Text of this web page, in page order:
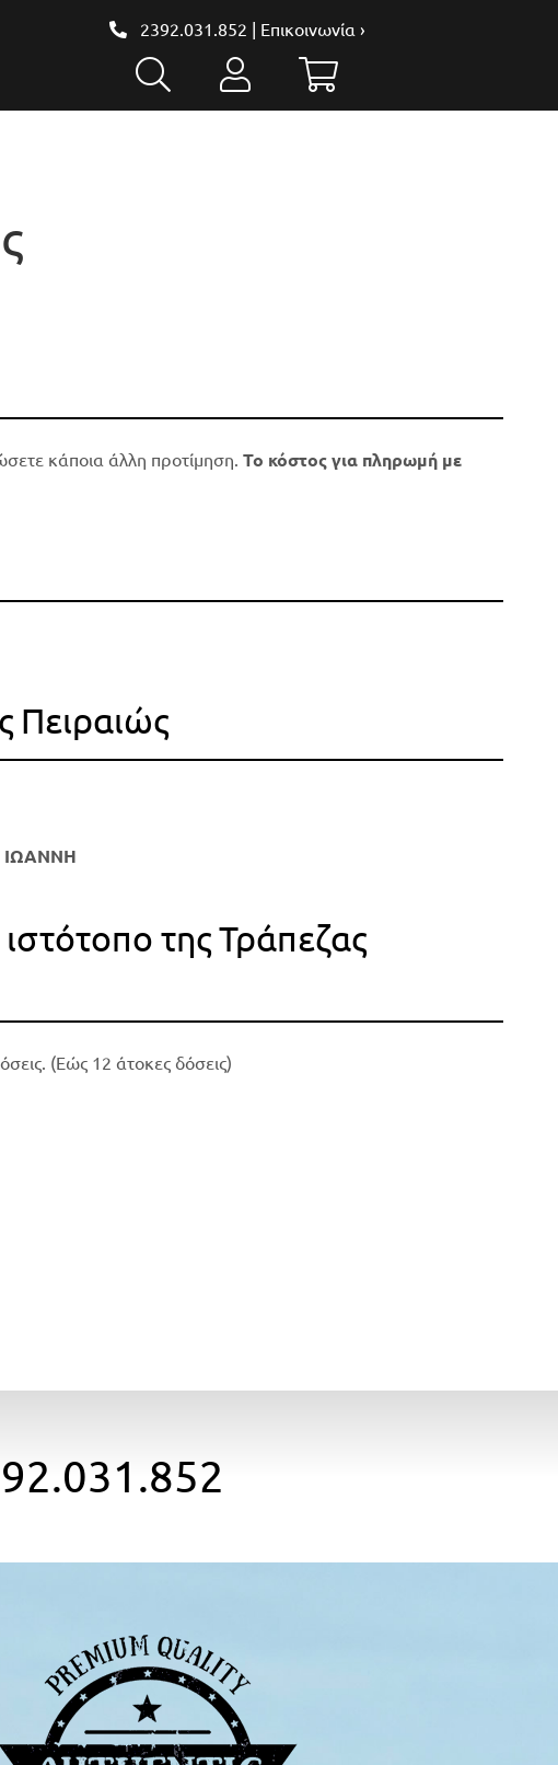
2392.031.852 | Επικοινωνία ›
κάποια άλλη προτίμηση.Το κόστος για πληρωμή με
Πειραιώς
της Τράπεζας
(Εώς 12 άτοκες δόσεις)